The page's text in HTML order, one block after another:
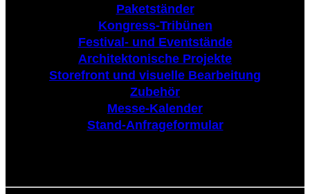
Paketständer
Kongress-Tribünen
Festival- und Eventstände
Architektonische Projekte
Storefront und visuelle Bearbeitung
Zubehör
Messe-Kalender
Stand-Anfrageformular